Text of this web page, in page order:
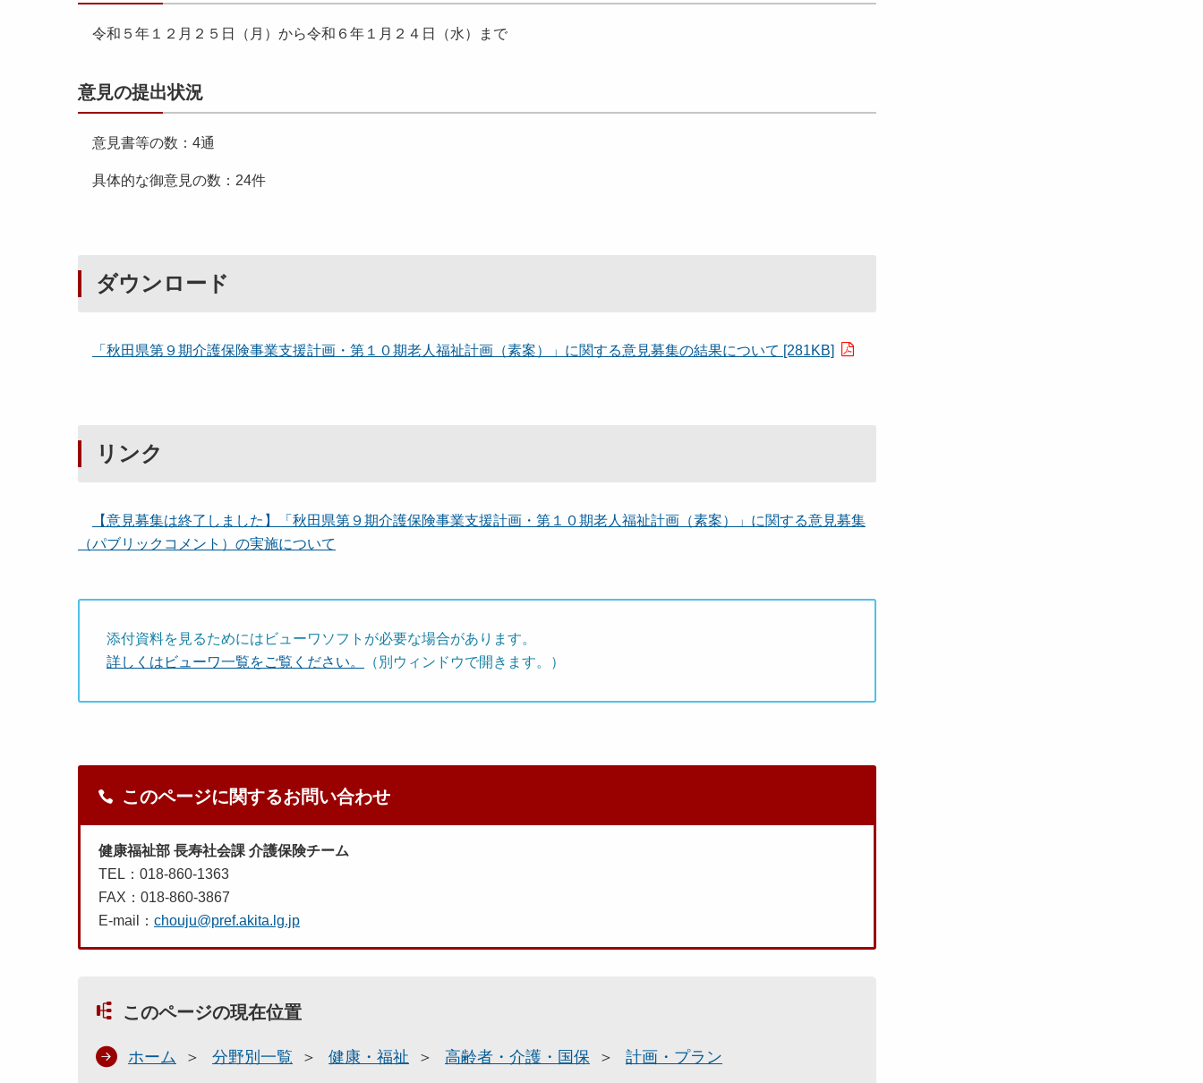
令和５年１２月２５日（月）から令和６年１月２４日（水）まで
意見の提出状況
意見書等の数：4通
具体的な御意見の数：24件
ダウンロード
「秋田県第９期介護保険事業支援計画・第１０期老人福祉計画（素案）」に関する意見募集の結果について [281KB]
リンク
【意見募集は終了しました】「秋田県第９期介護保険事業支援計画・第１０期老人福祉計画（素案）」に関する意見募集
（パブリックコメント）の実施について
添付資料を見るためにはビューワソフトが必要な場合があります。
詳しくはビューワ一覧をご覧ください。
（別ウィンドウで開きます。）
このページに関するお問い合わせ
健康福祉部 長寿社会課 介護保険チーム
TEL：018-860-1363
FAX：018-860-3867
E-mail： chouju@pref.akita.lg.jp
このページの現在位置
ホーム 分野別一覧 健康・福祉 高齢者・介護・国保 計画・プラン